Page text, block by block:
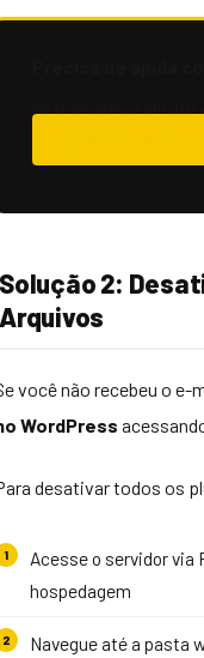
Solução 2:
Arquivos
você não recebeu o e-
WordPress
desativar todos os
Acesse o servidor via
hospedagem
Navegue até a pasta